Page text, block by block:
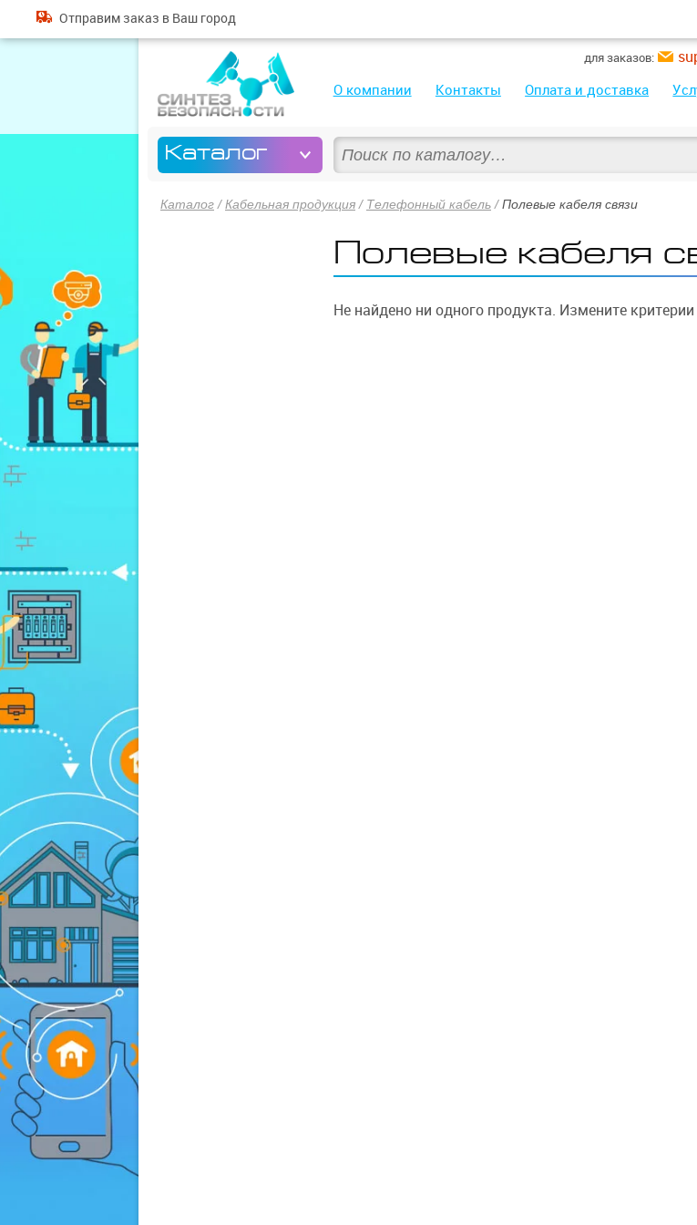
О компании Контакты Оплата и доставка
Каталог
для заказов:
Отправим заказ в Ваш город
Каталог /Кабельная продукция / Телефонный кабель /Полевые кабеля связи
Полевые кабеля
Не найдено ни одного продукта. Измените